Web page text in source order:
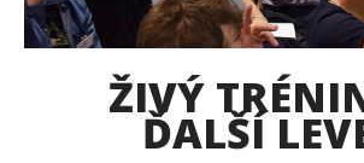
ŽIVÝ
ĎALŠÍ